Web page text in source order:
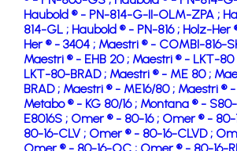
Haubold ® - PN-814-G-II-OLM-ZPA ;
814-GL ; Haubold ® - PN-816 ; Holz-Her
Her ® - 3404 ; Maestri ® - COMBI-816-
Maestri ® - EHB 20 ; Maestri ® - LKT-80
LKT-80-BRAD ; Maestri ® - ME 80 ;
BRAD ; Maestri ® - ME16/80 ; Maestri ®
Metabo ® - KG 80/16 ; Montana ® - S80-
E8016S ; Omer ® - 80-16 ; Omer ® - 80-
80-16-CLV ; Omer ® - 80-16-CLVD ;